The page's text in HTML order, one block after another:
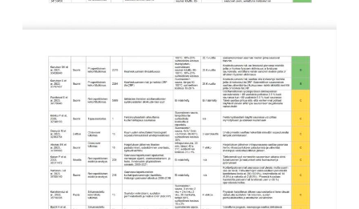
Vaskiniementie 10, 00200 Helsinki
Kahvio/kassa 050 372 4167
(saunojen aukioloaikana)
Y-tunnus: 0116872-9
Tietosuojaseloste